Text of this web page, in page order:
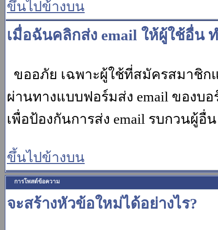
ขึ้นไปข้างบน
เมื่อฉันคลิกส่ง email ให้ผู้ใช้อื่น
ขออภัย เฉพาะผู้ใช้ที่สมัครสมาชิก
ผ่านทางแบบฟอร์มส่ง email ของ
เพื่อป้องกันการส่ง email รบกวนผู้อื่
ขึ้นไปข้างบน
การโพสต์ข้อความ
จะสร้างหัวข้อใหม่ได้อย่างไร?